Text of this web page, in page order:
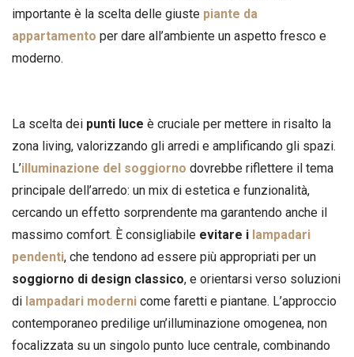
importante è la scelta delle giuste piante da
appartamento per dare all’ambiente un aspetto fresco e
moderno.
La scelta dei punti luce è cruciale per mettere in risalto la
zona living, valorizzando gli arredi e amplificando gli spazi.
L’illuminazione del soggiorno dovrebbe riflettere il tema
principale dell’arredo: un mix di estetica e funzionalità,
cercando un effetto sorprendente ma garantendo anche il
massimo comfort. È consigliabile evitare i lampadari
pendenti, che tendono ad essere più appropriati per un
soggiorno di design classico, e orientarsi verso soluzioni
di lampadari moderni come faretti e piantane. L’approccio
contemporaneo predilige un’illuminazione omogenea, non
focalizzata su un singolo punto luce centrale, combinando